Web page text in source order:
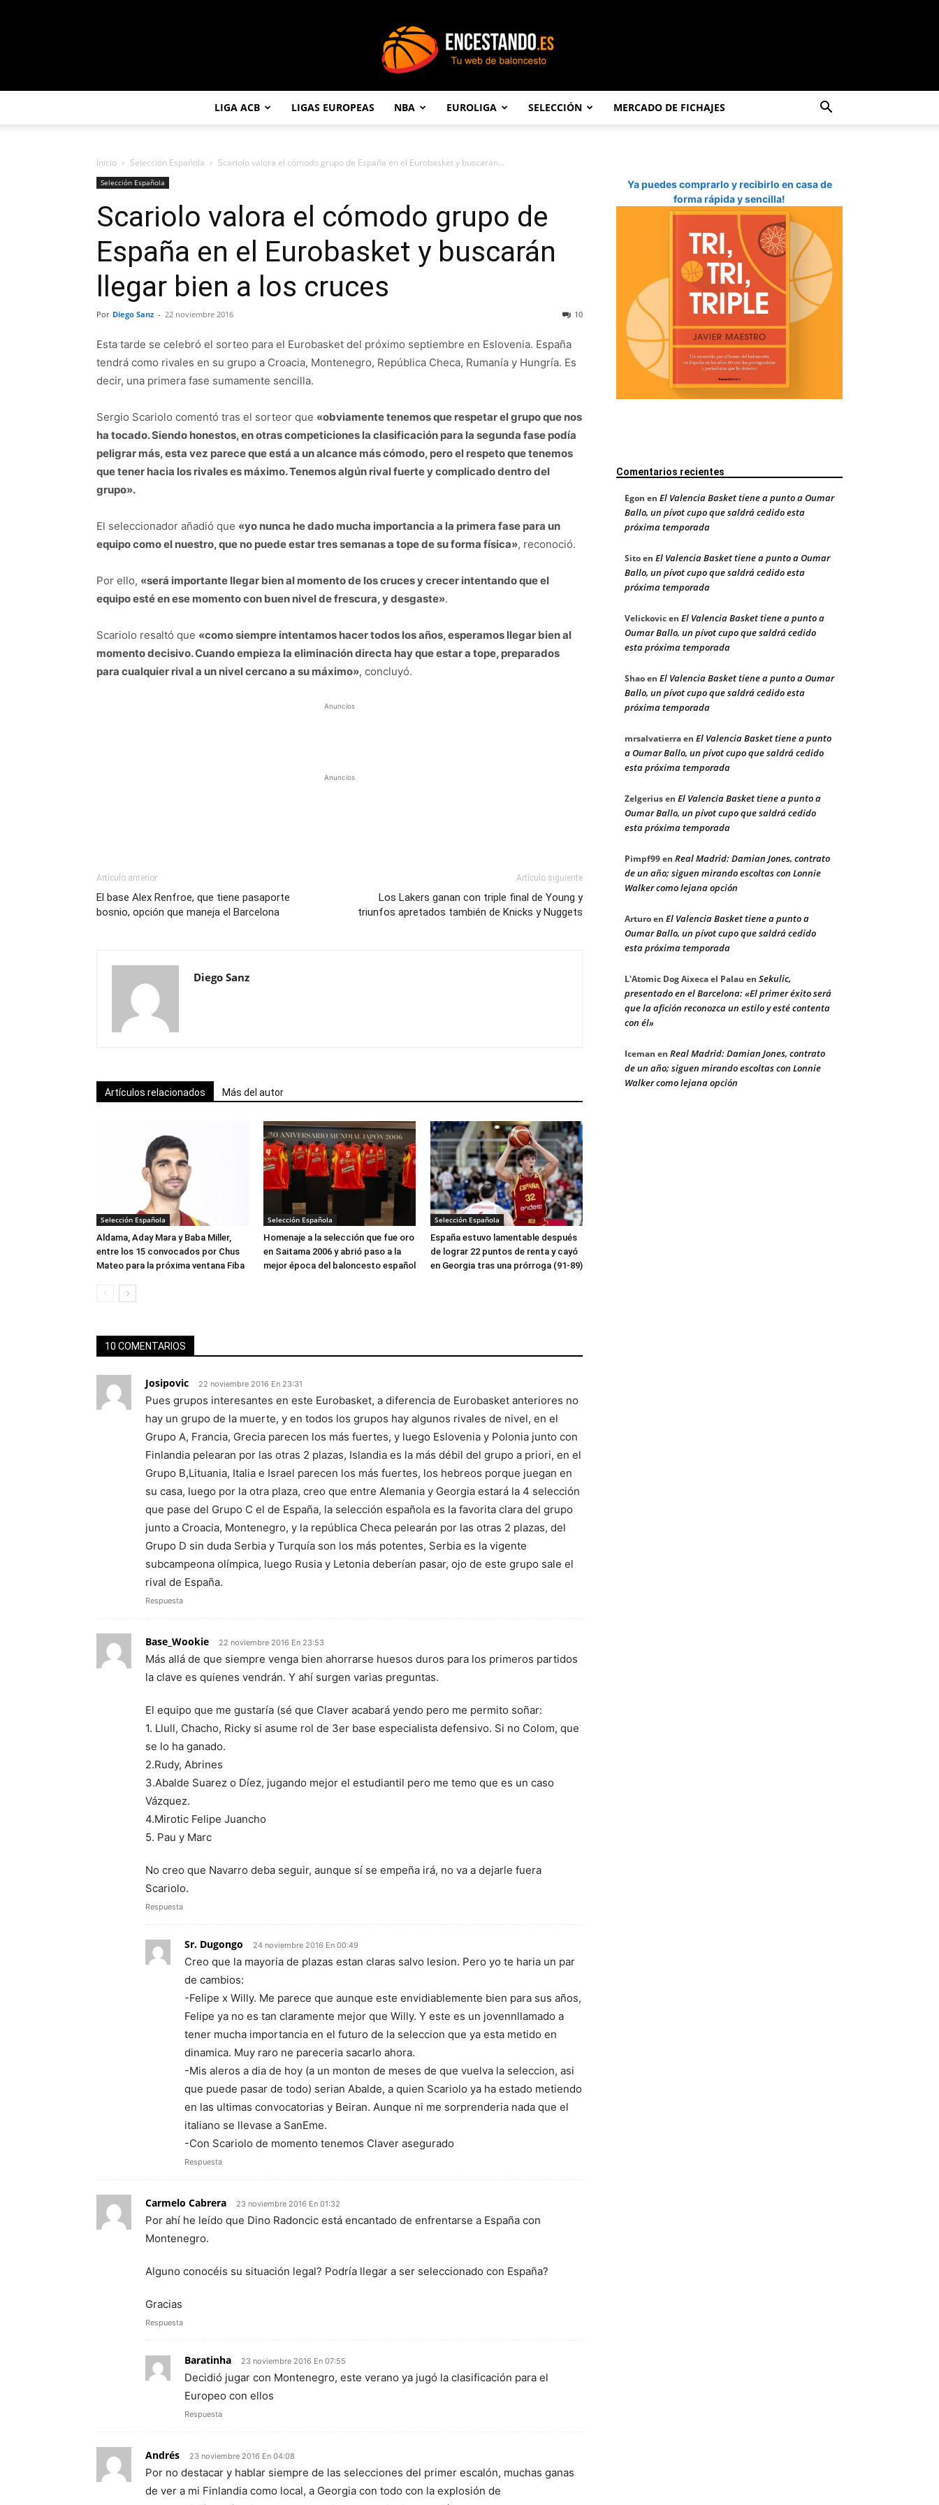
LIGA ACB LIGAS EUROPEAS NBA EUROLIGA SELECCIÓN MERCADO DE FICHAJES
Inicio Selección Española Scariolo valora el cómodo grupo de España en el Eurobasket y buscarán...
Selección Española
Scariolo valora el cómodo grupo de
España en el Eurobasket y buscarán
llegar bien a los cruces
Por Diego Sanz - 22 noviembre 2016 10
Esta tarde se celebró el sorteo para el Eurobasket del próximo septiembre en Eslovenia. España
tendrá como rivales en su grupo a Croacia, Montenegro, República Checa, Rumanía y Hungría. Es
decir, una primera fase sumamente sencilla.
Sergio Scariolo comentó tras el sorteor que «obviamente tenemos que respetar el grupo que nos
ha tocado. Siendo honestos, en otras competiciones la clasificación para la segunda fase podía
peligrar más, esta vez parece que está a un alcance más cómodo, pero el respeto que tenemos
que tener hacia los rivales es máximo. Tenemos algún rival fuerte y complicado dentro del
grupo».
El seleccionador añadió que «yo nunca he dado mucha importancia a la primera fase para un
equipo como el nuestro, que no puede estar tres semanas a tope de su forma física», reconoció.
Por ello, «será importante llegar bien al momento de los cruces y crecer intentando que el
equipo esté en ese momento con buen nivel de frescura, y desgaste».
Scariolo resaltó que «como siempre intentamos hacer todos los años, esperamos llegar bien al
momento decisivo. Cuando empieza la eliminación directa hay que estar a tope, preparados
para cualquier rival a un nivel cercano a su máximo», concluyó.
Anuncios
Anuncios
Artículo anterior
El base Alex Renfroe, que tiene pasaporte
bosnio, opción que maneja el Barcelona
Artículo siguiente
Los Lakers ganan con triple final de Young y
triunfos apretados también de Knicks y Nuggets
Diego Sanz
Artículos relacionados Más del autor
Selección Española
Aldama, Aday Mara y Baba Miller,
entre los 15 convocados por Chus
Mateo para la próxima ventana Fiba
Selección Española
Homenaje a la selección que fue oro
en Saitama 2006 y abrió paso a la
mejor época del baloncesto español
Selección Española
España estuvo lamentable después
de lograr 22 puntos de renta y cayó
en Georgia tras una prórroga (91-89)
10 COMENTARIOS
Josipovic 22 noviembre 2016 En 23:31
Pues grupos interesantes en este Eurobasket, a diferencia de Eurobasket anteriores no
hay un grupo de la muerte, y en todos los grupos hay algunos rivales de nivel, en el
Grupo A, Francia, Grecia parecen los más fuertes, y luego Eslovenia y Polonia junto con
Finlandia pelearan por las otras 2 plazas, Islandia es la más débil del grupo a priori, en el
Grupo B,Lituania, Italia e Israel parecen los más fuertes, los hebreos porque juegan en
su casa, luego por la otra plaza, creo que entre Alemania y Georgia estará la 4 selección
que pase del Grupo C el de España, la selección española es la favorita clara del grupo
junto a Croacia, Montenegro, y la república Checa pelearán por las otras 2 plazas, del
Grupo D sin duda Serbia y Turquía son los más potentes, Serbia es la vigente
subcampeona olímpica, luego Rusia y Letonia deberían pasar, ojo de este grupo sale el
rival de España.
Respuesta
Base_Wookie 22 noviembre 2016 En 23:53
Más allá de que siempre venga bien ahorrarse huesos duros para los primeros partidos
la clave es quienes vendrán. Y ahí surgen varias preguntas.
El equipo que me gustaría (sé que Claver acabará yendo pero me permito soñar:
1. Llull, Chacho, Ricky si asume rol de 3er base especialista defensivo. Si no Colom, que
se lo ha ganado.
2.Rudy, Abrines
3.Abalde Suarez o Díez, jugando mejor el estudiantil pero me temo que es un caso
Vázquez.
4.Mirotic Felipe Juancho
5. Pau y Marc
No creo que Navarro deba seguir, aunque sí se empeña irá, no va a dejarle fuera
Scariolo.
Respuesta
Sr. Dugongo 24 noviembre 2016 En 00:49
Creo que la mayoria de plazas estan claras salvo lesion. Pero yo te haria un par
de cambios:
-Felipe x Willy. Me parece que aunque este envidiablemente bien para sus años,
Felipe ya no es tan claramente mejor que Willy. Y este es un jovennllamado a
tener mucha importancia en el futuro de la seleccion que ya esta metido en
dinamica. Muy raro ne pareceria sacarlo ahora.
-Mis aleros a dia de hoy (a un monton de meses de que vuelva la seleccion, asi
que puede pasar de todo) serian Abalde, a quien Scariolo ya ha estado metiendo
en las ultimas convocatorias y Beiran. Aunque ni me sorprenderia nada que el
italiano se llevase a SanEme.
-Con Scariolo de momento tenemos Claver asegurado
Respuesta
Carmelo Cabrera 23 noviembre 2016 En 01:32
Por ahí he leído que Dino Radoncic está encantado de enfrentarse a España con
Montenegro.
Alguno conocéis su situación legal? Podría llegar a ser seleccionado con España?
Gracias
Respuesta
Baratinha 23 noviembre 2016 En 07:55
Decidió jugar con Montenegro, este verano ya jugó la clasificación para el
Europeo con ellos
Respuesta
Andrés 23 noviembre 2016 En 04:08
Por no destacar y hablar siempre de las selecciones del primer escalón, muchas ganas
de ver a mi Finlandia como local, a Georgia con todo con la explosión de
Ya puedes comprarlo y recibirlo en casa de
forma rápida y sencilla!
Comentarios recientes
Egon en El Valencia Basket tiene a punto a Oumar
Ballo, un pívot cupo que saldrá cedido esta
próxima temporada
Sitoen El Valencia Basket tiene a punto a Oumar
Ballo, un pívot cupo que saldrá cedido esta
próxima temporada
Velickovicen El Valencia Basket tiene a punto a
Oumar Ballo, un pívot cupo que saldrá cedido
esta próxima temporada
Shaoen El Valencia Basket tiene a punto a Oumar
Ballo, un pívot cupo que saldrá cedido esta
próxima temporada
mrsalvatierraen El Valencia Basket tiene a punto
a Oumar Ballo, un pívot cupo que saldrá cedido
esta próxima temporada
Zelgeriusen El Valencia Basket tiene a punto a
Oumar Ballo, un pívot cupo que saldrá cedido
esta próxima temporada
Pimpf99en Real Madrid: Damian Jones, contrato
de un año; siguen mirando escoltas con Lonnie
Walker como lejana opción
Arturoen El Valencia Basket tiene a punto a
Oumar Ballo, un pívot cupo que saldrá cedido
esta próxima temporada
L'Atomic Dog Aixeca el Palau en Sekulic,
presentado en el Barcelona: «El primer éxito será
que la afición reconozca un estilo y esté contenta
con él»
Iceman en Real Madrid: Damian Jones, contrato
de un año; siguen mirando escoltas con Lonnie
Walker como lejana opción